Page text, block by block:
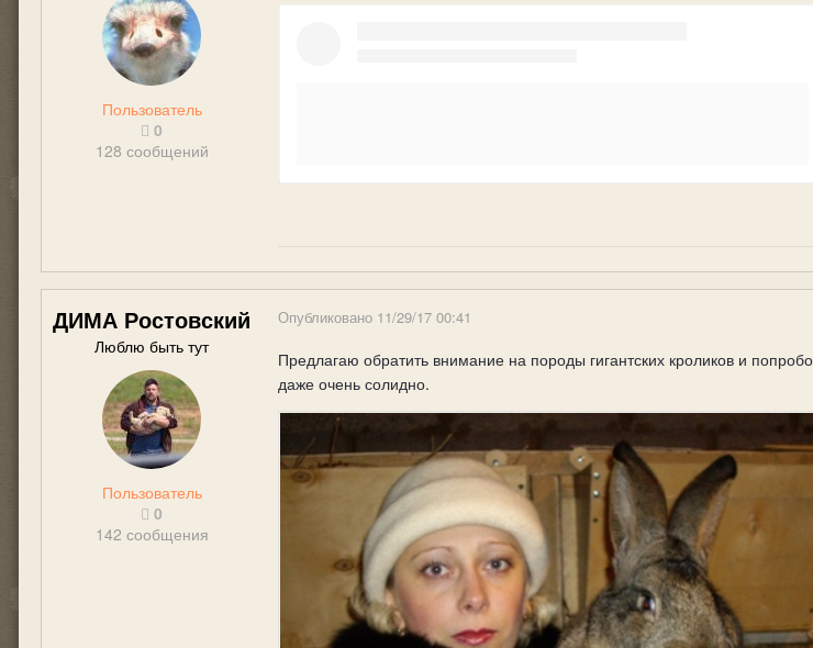
Пользователь
0
128 сообщений
ДИМА Ростовский
Люблю быть тут
Пользователь
0
142 сообщения
Опубликовано 11/29/17 00:41
Предлагаю обратить внимание на породы гигантских кроликов и
даже очень солидно.